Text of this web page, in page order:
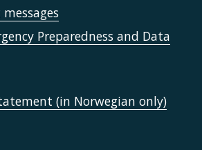
Preparedness and Data
(in Norwegian only)